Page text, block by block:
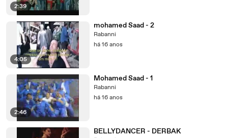
2:39
4:05
mohamed Saad - 2
Rabanni
há 16 anos
2:46
Mohamed Saad - 1
Rabanni
há 16 anos
BELLYDANCER - DERBAK